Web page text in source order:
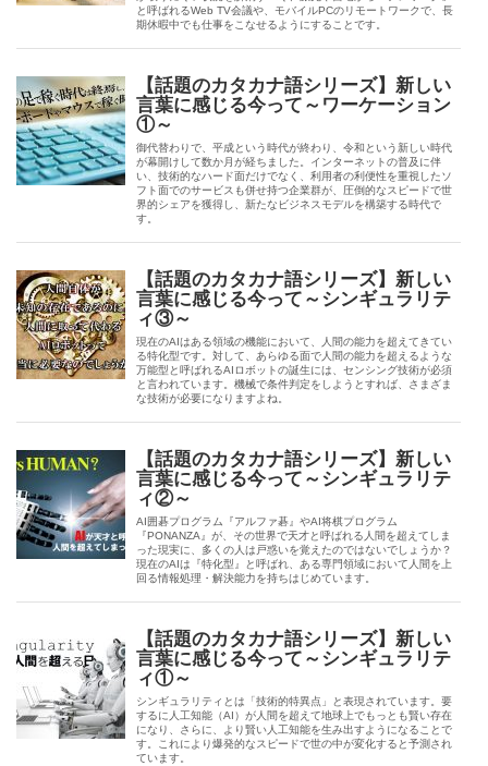
と呼ばれるWeb TV会議や、モバイルPCのリモートワークで、長
期休暇中でも仕事をこなせるようにすることです。
【話題のカタカナ語シリーズ】新しい
言葉に感じる今って～ワーケーション
①～
御代替わりで、平成という時代が終わり、令和という新しい時代
が幕開けして数か月が経ちました。インターネットの普及に伴
い、技術的なハード面だけでなく、利用者の利便性を重視したソ
フト面でのサービスも併せ持つ企業群が、圧倒的なスピードで世
界的シェアを獲得し、新たなビジネスモデルを構築する時代で
す。
【話題のカタカナ語シリーズ】新しい
言葉に感じる今って～シンギュラリテ
ィ③～
現在のAIはある領域の機能において、人間の能力を超えてきてい
る特化型です。対して、あらゆる面で人間の能力を超えるような
万能型と呼ばれるAIロボットの誕生には、センシング技術が必須
と言われています。機械で条件判定をしようとすれば、さまざま
な技術が必要になりますよね。
【話題のカタカナ語シリーズ】新しい
言葉に感じる今って～シンギュラリテ
ィ②～
AI囲碁プログラム『アルファ碁』やAI将棋プログラム
『PONANZA』が、その世界で天才と呼ばれる人間を超えてしま
った現実に、多くの人は戸惑いを覚えたのではないでしょうか？
現在のAIは『特化型』と呼ばれ、ある専門領域において人間を上
回る情報処理・解決能力を持ちはじめています。
【話題のカタカナ語シリーズ】新しい
言葉に感じる今って～シンギュラリテ
ィ①～
シンギュラリティとは「技術的特異点」と表現されています。要
するに人工知能（AI）が人間を超えて地球上でもっとも賢い存在
になり、さらに、より賢い人工知能を生み出すようになることで
す。これにより爆発的なスピードで世の中が変化すると予測され
ています。